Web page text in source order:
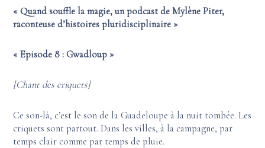
« Quand souffle la magie, un podcast de Mylène Piter,
raconteuse d’histoires pluridisciplinaire »
« Episode 8 : Gwadloup »
[Chant des criquets]
Ce son-là, c’est le son de la Guadeloupe à la nuit tombée. Les
criquets sont partout. Dans les villes, à la campagne, par
temps clair comme par temps de pluie.